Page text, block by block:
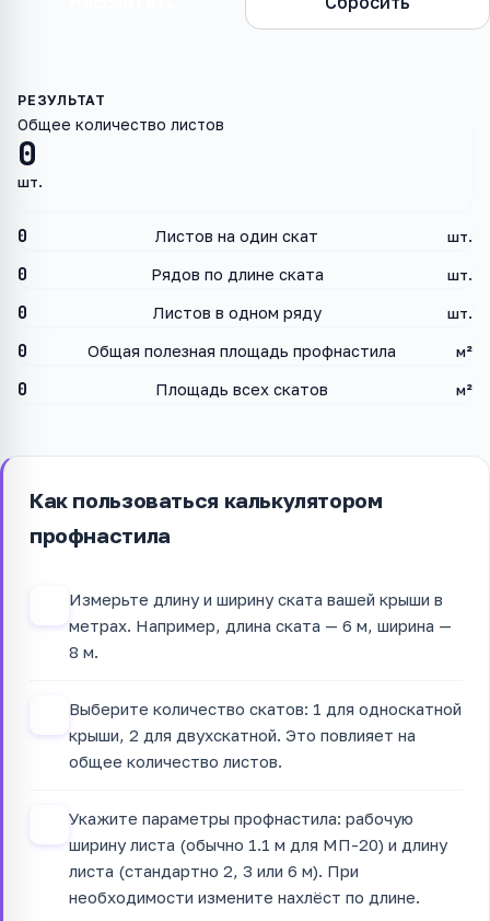
0
Общее количество листов
шт.
0 Листов на один скат шт.
0 Рядов по длине ската шт.
0 Листов в одном ряду шт.
0 Общая полезная площадь профнастила м²
0 Площадь всех скатов м²
Как пользоваться калькулятором
профнастила
Измерьте длину и ширину ската вашей крыши в
метрах. Например, длина ската — 6 м, ширина —
8 м.
Выберите количество скатов: 1 для односкатной
крыши, 2 для двухскатной. Это повлияет на
общее количество листов.
Укажите параметры профнастила: рабочую
ширину листа (обычно 1.1 м для МП-20) и длину
листа (стандартно 2, 3 или 6 м). При
необходимости измените нахлёст по длине.